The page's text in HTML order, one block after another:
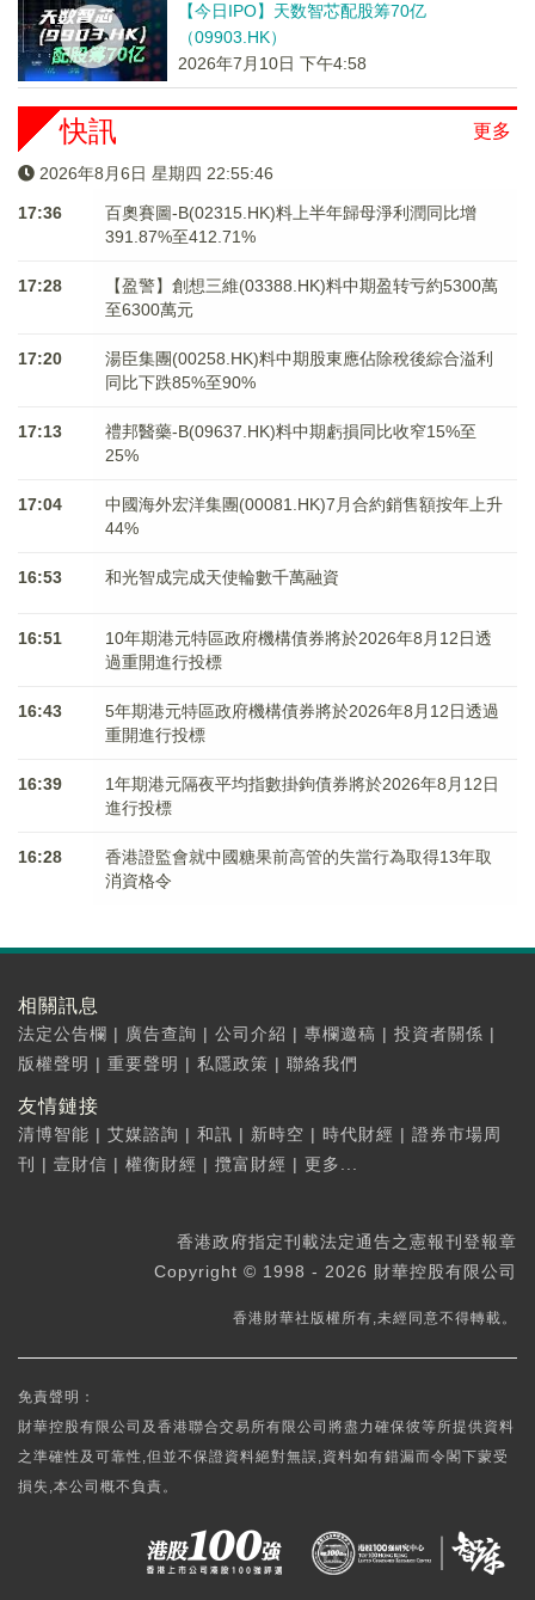
【今日IPO】天数智芯配股筹70亿
（09903.HK）
2026年7月10日 下午4:58
更多
快訊
2026年8月6日 星期四 22:55:46
17:36
百奧賽圖-B(02315.HK)料上半年歸母淨利潤同比增
391.87%至412.71%
17:28
【盈警】創想三維(03388.HK)料中期盈转亏約5300萬
至6300萬元
17:20
湯臣集團(00258.HK)料中期股東應佔除稅後綜合溢利
同比下跌85%至90%
17:13
禮邦醫藥-B(09637.HK)料中期虧損同比收窄15%至
25%
17:04
中國海外宏洋集團(00081.HK)7月合約銷售額按年上升
44%
16:53 和光智成完成天使輪數千萬融資
16:51
10年期港元特區政府機構債券將於2026年8月12日透
過重開進行投標
16:43
5年期港元特區政府機構債券將於2026年8月12日透過
重開進行投標
16:39
1年期港元隔夜平均指數掛鉤債券將於2026年8月12日
進行投標
16:28
香港證監會就中國糖果前高管的失當行為取得13年取
消資格令
相關訊息
法定公告欄 | 廣告查詢 | 公司介紹 | 專欄邀稿 | 投資者關係 |
版權聲明 | 重要聲明 | 私隱政策 | 聯絡我們
友情鏈接
清博智能 | 艾媒諮詢 | 和訊 | 新時空 | 時代財經 | 證券市場周
刊
| 壹財信 | 權衡財經 | 攬富財經 | 更多...
香港政府指定刊載法定通告之憲報刊登報章
Copyright © 1998 - 2026 財華控股有限公司
香港財華社版權所有,未經同意不得轉載。
免責聲明：
財華控股有限公司及香港聯合交易所有限公司將盡力確保彼等所提供資料
之準確性及可靠性,但並不保證資料絕對無誤,資料如有錯漏而令閣下蒙受
損失,本公司概不負責。